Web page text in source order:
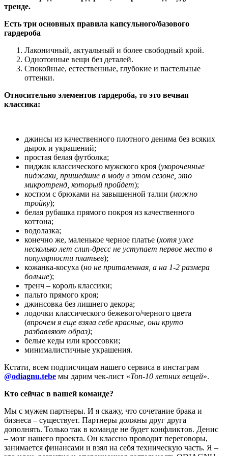
тренде.
Есть три основных правила капсульного/базового
гардероба
Лаконичный, актуальный и более свободный крой.
Однотонные вещи без деталей.
Спокойные, естественные, глубокие и пастельные
оттенки.
Относительно элементов гардероба, то это вечная
классика:
джинсы из качественного плотного денима без всяких
дырок и украшений;
простая белая футболка;
пиджак классического мужского кроя (укороченные
пиджаки, пришедшие в моду в этом сезоне, это
микротренд, который пройдет);
костюм с брюками на завышенной талии (можно
тройку);
белая рубашка прямого покроя из качественного
коттона;
водолазка;
конечно же, маленькое черное платье (хотя уже
несколько лет слип-дресс не уступает первое место в
популярности платьев);
кожанка-косуха (но не приталенная, а на 1-2 размера
больше);
тренч – король классики;
пальто прямого кроя;
джинсовка без лишнего декора;
лодочки классического бежевого/черного цвета
(впрочем я еще взяла себе красные, они круто
разбавляют образ);
белые кеды или кроссовки;
минималистичные украшения.
Кстати, всем подписчицам нашего сервиса в инстаграм
@odiagnu.tebe мы дарим чек-лист «Топ-10 летних вещей».
Кто сейчас в вашей команде?
Мы с мужем партнеры. И я скажу, что сочетание брака и
бизнеса – существует. Партнеры должны друг друга
дополнять. Только так в команде не будет конфликтов. Денис
– мозг нашего проекта. Он классно проводит переговоры,
занимается финансами и взял на себя техническую часть. Я –